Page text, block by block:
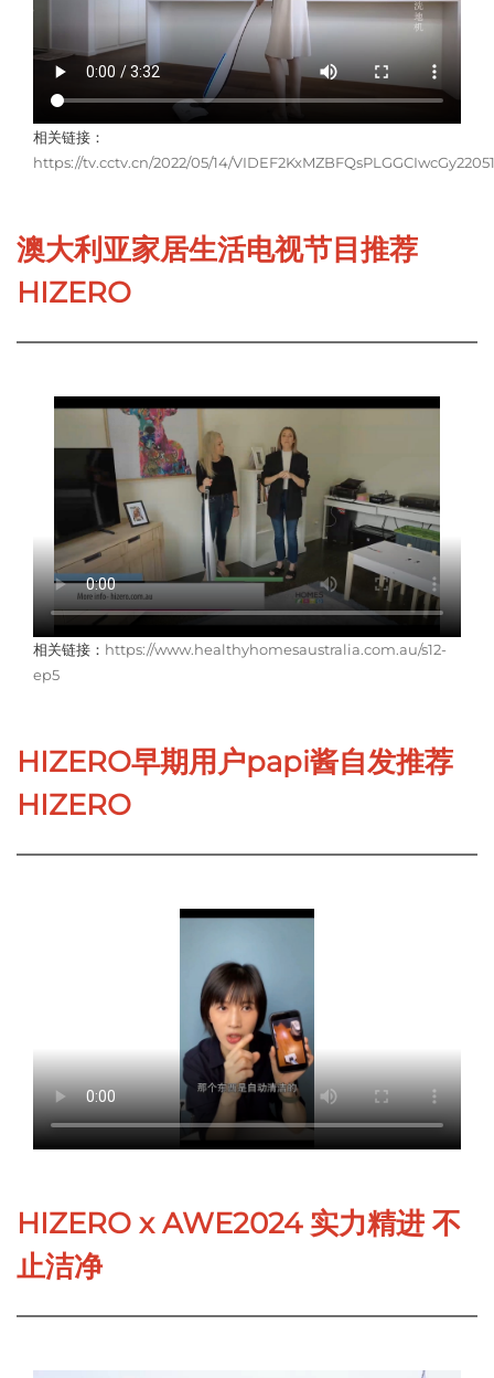
相关链接：
https://tv.cctv.cn/2022/05/14/
澳大利亚家居生活电视节目推荐
HIZERO
相关链接： https://www.healthyhomesaustralia.com.au/s12-
ep5
HIZERO早期用户papi酱自发推荐
HIZERO
HIZERO x AWE2024 实力精进 不
止洁净